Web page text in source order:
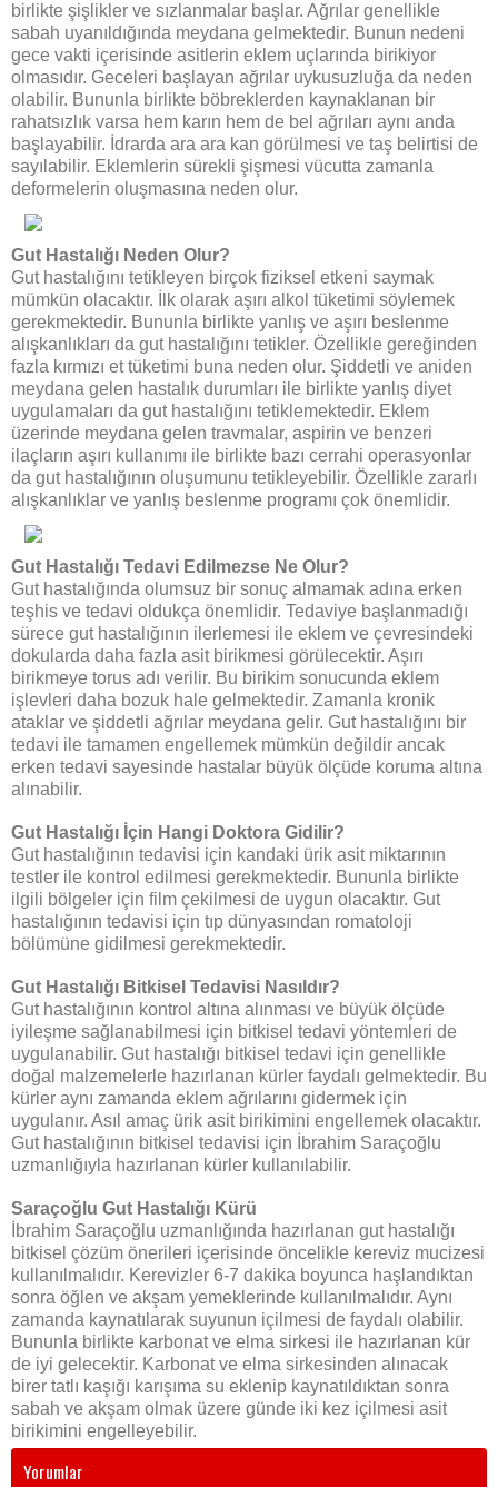
birlikte şişlikler ve sızlanmalar başlar. Ağrılar genellikle
sabah uyanıldığında meydana gelmektedir. Bunun nedeni
gece vakti içerisinde asitlerin eklem uçlarında birikiyor
olmasıdır. Geceleri başlayan ağrılar uykusuzluğa da neden
olabilir. Bununla birlikte böbreklerden kaynaklanan bir
rahatsızlık varsa hem karın hem de bel ağrıları aynı anda
başlayabilir. İdrarda ara ara kan görülmesi ve taş belirtisi de
sayılabilir. Eklemlerin sürekli şişmesi vücutta zamanla
deformelerin oluşmasına neden olur.
Gut Hastalığı Neden Olur?
Gut hastalığını tetikleyen birçok fiziksel etkeni saymak
mümkün olacaktır. İlk olarak aşırı alkol tüketimi söylemek
gerekmektedir. Bununla birlikte yanlış ve aşırı beslenme
alışkanlıkları da gut hastalığını tetikler. Özellikle gereğinden
fazla kırmızı et tüketimi buna neden olur. Şiddetli ve aniden
meydana gelen hastalık durumları ile birlikte yanlış diyet
uygulamaları da gut hastalığını tetiklemektedir. Eklem
üzerinde meydana gelen travmalar, aspirin ve benzeri
ilaçların aşırı kullanımı ile birlikte bazı cerrahi operasyonlar
da gut hastalığının oluşumunu tetikleyebilir. Özellikle zararlı
alışkanlıklar ve yanlış beslenme programı çok önemlidir.
Gut Hastalığı Tedavi Edilmezse Ne Olur?
Gut hastalığında olumsuz bir sonuç almamak adına erken
teşhis ve tedavi oldukça önemlidir. Tedaviye başlanmadığı
sürece gut hastalığının ilerlemesi ile eklem ve çevresindeki
dokularda daha fazla asit birikmesi görülecektir. Aşırı
birikmeye torus adı verilir. Bu birikim sonucunda eklem
işlevleri daha bozuk hale gelmektedir. Zamanla kronik
ataklar ve şiddetli ağrılar meydana gelir. Gut hastalığını bir
tedavi ile tamamen engellemek mümkün değildir ancak
erken tedavi sayesinde hastalar büyük ölçüde koruma altına
alınabilir.
Gut Hastalığı İçin Hangi Doktora Gidilir?
Gut hastalığının tedavisi için kandaki ürik asit miktarının
testler ile kontrol edilmesi gerekmektedir. Bununla birlikte
ilgili bölgeler için film çekilmesi de uygun olacaktır. Gut
hastalığının tedavisi için tıp dünyasından romatoloji
bölümüne gidilmesi gerekmektedir.
Gut Hastalığı Bitkisel Tedavisi Nasıldır?
Gut hastalığının kontrol altına alınması ve büyük ölçüde
iyileşme sağlanabilmesi için bitkisel tedavi yöntemleri de
uygulanabilir. Gut hastalığı bitkisel tedavi için genellikle
doğal malzemelerle hazırlanan kürler faydalı gelmektedir. Bu
kürler aynı zamanda eklem ağrılarını gidermek için
uygulanır. Asıl amaç ürik asit birikimini engellemek olacaktır.
Gut hastalığının bitkisel tedavisi için İbrahim Saraçoğlu
uzmanlığıyla hazırlanan kürler kullanılabilir.
Saraçoğlu Gut Hastalığı Kürü
İbrahim Saraçoğlu uzmanlığında hazırlanan gut hastalığı
bitkisel çözüm önerileri içerisinde öncelikle kereviz mucizesi
kullanılmalıdır. Kerevizler 6-7 dakika boyunca haşlandıktan
sonra öğlen ve akşam yemeklerinde kullanılmalıdır. Aynı
zamanda kaynatılarak suyunun içilmesi de faydalı olabilir.
Bununla birlikte karbonat ve elma sirkesi ile hazırlanan kür
de iyi gelecektir. Karbonat ve elma sirkesinden alınacak
birer tatlı kaşığı karışıma su eklenip kaynatıldıktan sonra
sabah ve akşam olmak üzere günde iki kez içilmesi asit
birikimini engelleyebilir.
Yorumlar